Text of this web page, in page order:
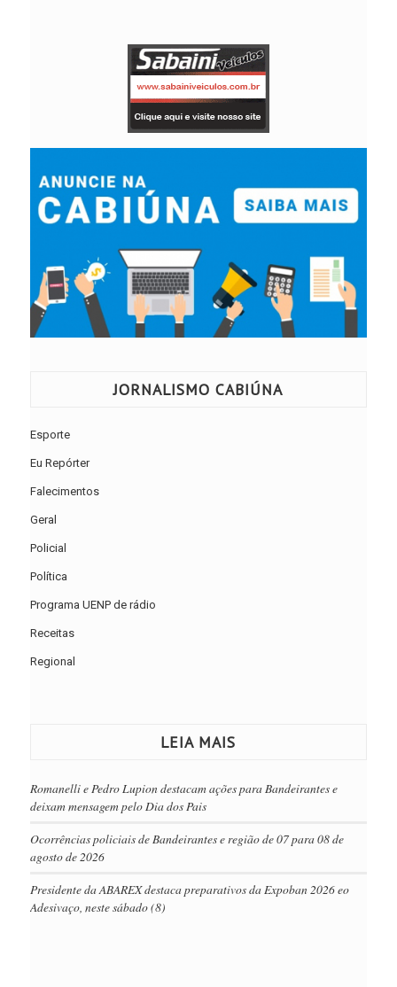
JORNALISMO CABIÚNA
Esporte
Eu Repórter
Falecimentos
Geral
Policial
Política
Programa UENP de rádio
Receitas
Regional
LEIA MAIS
Romanelli e Pedro Lupion destacam ações para Bandeirantes e
deixam mensagem pelo Dia dos Pais
Ocorrências policiais de Bandeirantes e região de 07 para 08 de
agosto de 2026
Presidente da ABAREX destaca preparativos da Expoban 2026 eo
Adesivaço, neste sábado (8)